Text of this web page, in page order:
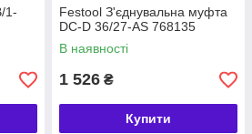
1-
Festool З'єднувальна муфта
DC-D 36/27-AS 768135
В наявності
1 526 ₴
Купити